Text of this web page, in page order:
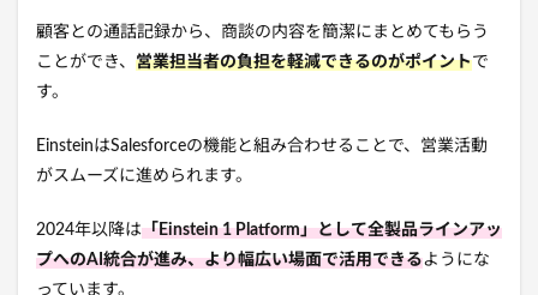
顧客との通話記録から、商談の内容を簡潔にまとめてもらう
ことができ、 営業担当者の負担を軽減できるのがポイントで
す。
EinsteinはSalesforceの機能と組み合わせることで、営業活動
がスムーズに進められます。
2024年以降は「Einstein 1 Platform」として全製品ラインアッ
プへのAI統合が進み、より幅広い場面で活用できるようにな
っています。